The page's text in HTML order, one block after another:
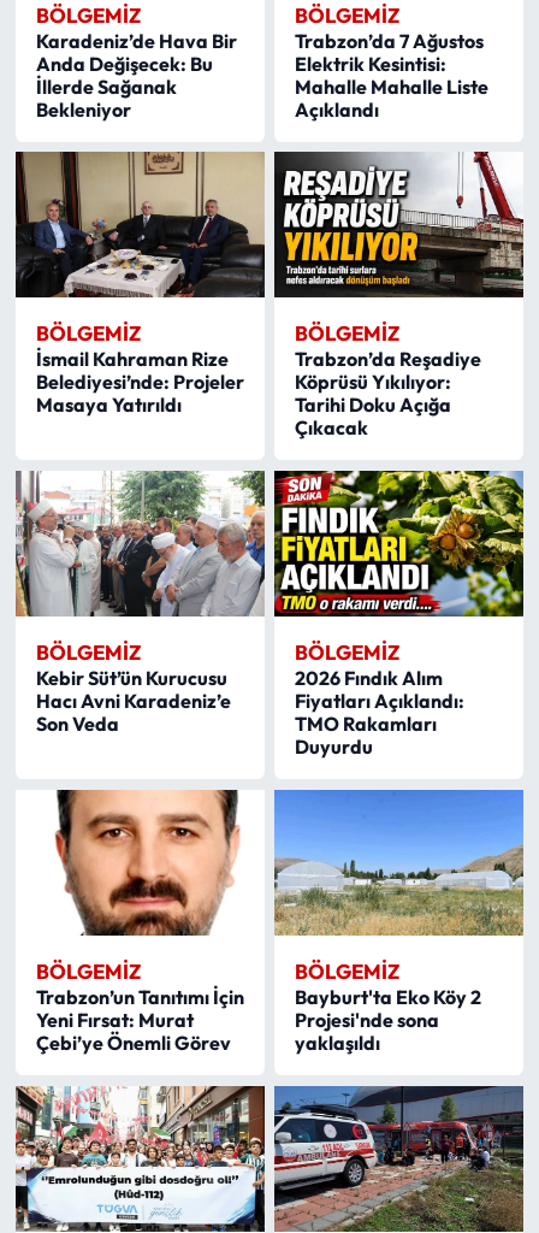
BÖLGEMIZ
Karadeniz’de Hava Bir
Anda Değişecek: Bu
İllerde Sağanak
Bekleniyor
BÖLGEMIZ
Trabzon’da 7 Ağustos
Elektrik Kesintisi:
Mahalle Mahalle Liste
Açıklandı
BÖLGEMIZ
İsmail Kahraman Rize
Belediyesi’nde: Projeler
Masaya Yatırıldı
BÖLGEMIZ
Trabzon’da Reşadiye
Köprüsü Yıkılıyor:
Tarihi Doku Açığa
Çıkacak
BÖLGEMIZ
Kebir Süt’ün Kurucusu
Hacı Avni Karadeniz’e
Son Veda
BÖLGEMIZ
2026 Fındık Alım
Fiyatları Açıklandı:
TMO Rakamları
Duyurdu
BÖLGEMIZ
Trabzon’un Tanıtımı İçin
Yeni Fırsat: Murat
Çebi’ye Önemli Görev
BÖLGEMIZ
Bayburt'ta Eko Köy 2
Projesi'nde sona
yaklaşıldı